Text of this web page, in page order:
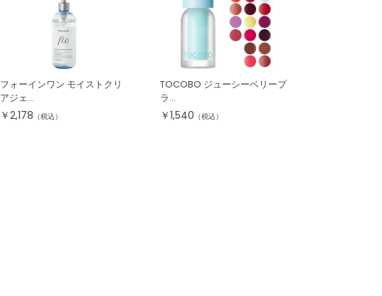
フォーインワン モイストクリ
アジェ...
￥2,178 （税込）
TOCOBO ジューシーベリープ
ラ...
￥1,540 （税込）